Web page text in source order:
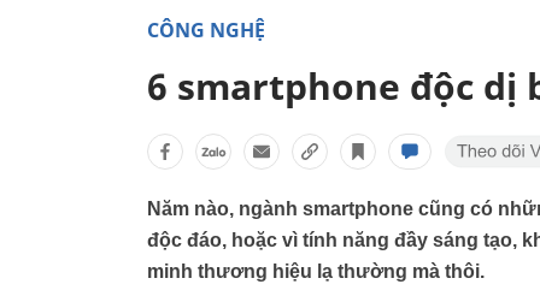
CÔNG NGHỆ
6 smartphone độc dị
Năm nào, ngành smartphone cũng có
độc đáo, hoặc vì tính năng đầy sáng tạo,
minh thương hiệu lạ thường mà thôi.